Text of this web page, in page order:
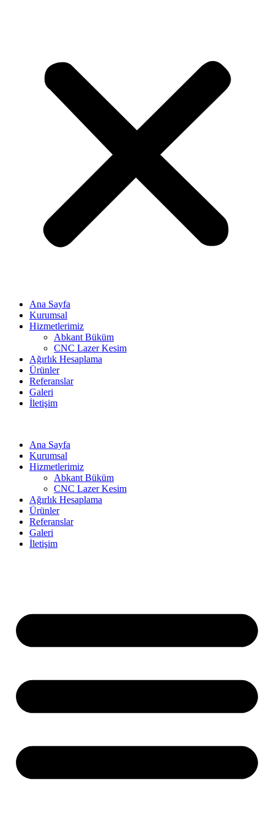
Ana Sayfa
Kurumsal
Hizmetlerimiz
Abkant Büküm
CNC Lazer Kesim
Ağırlık Hesaplama
Ürünler
Referanslar
Galeri
İletişim
Ana Sayfa
Kurumsal
Hizmetlerimiz
Abkant Büküm
CNC Lazer Kesim
Ağırlık Hesaplama
Ürünler
Referanslar
Galeri
İletişim